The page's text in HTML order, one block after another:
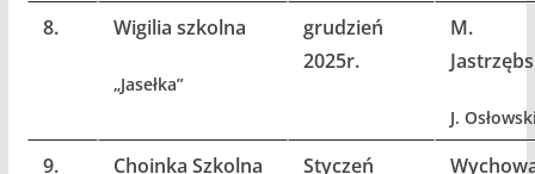
8. Wigilia szkolna
„Jasełka”
grudzień
2025r.
M.
J.
9. Choinka Szkolna
Styczeń